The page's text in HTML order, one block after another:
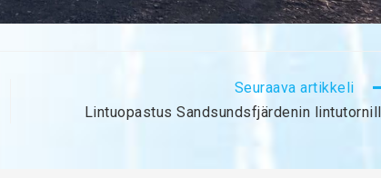
Seuraava artikkeli
Lintuopastus Sandsundsfjärdenin